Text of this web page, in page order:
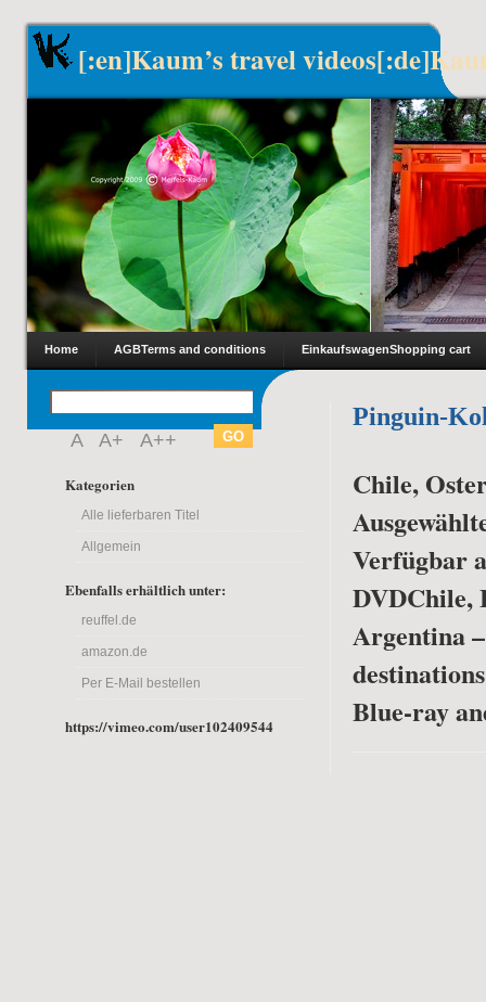
[:en]Kaum’s travel
Home AGBTerms and conditions EinkaufswagenShopping cart
A A+ A++
Kategorien
Alle lieferbaren Titel
Allgemein
Ebenfalls erhältlich unter:
reuffel.de
amazon.de
Per E-Mail bestellen
https://vimeo.com/user102409544
Pinguin-
Chile,
Verfügbar
DVDChile,
Argentina
Blue-ray